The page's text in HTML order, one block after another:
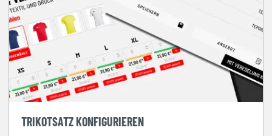
TRIKOTSATZ KONFIGURIEREN